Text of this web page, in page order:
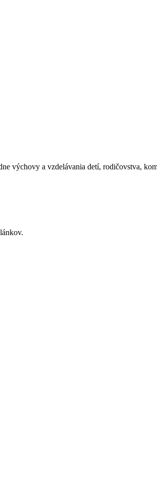
výchovy a vzdelávania detí, rodičovstva,